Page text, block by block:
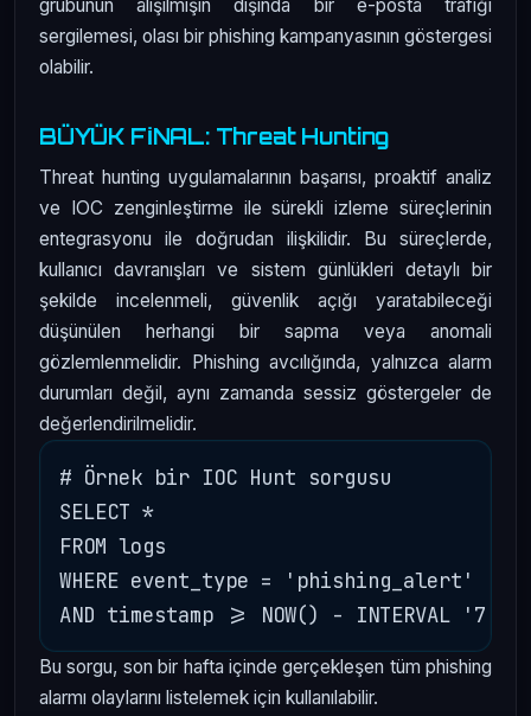
grubunun alışılmışın dışında bir e-posta trafiği
sergilemesi, olası bir phishing kampanyasının göstergesi
olabilir.
BÜYÜK FİNAL: Threat Hunting
Threat hunting uygulamalarının başarısı, proaktif analiz
ve IOC zenginleştirme ile sürekli izleme süreçlerinin
entegrasyonu ile doğrudan ilişkilidir. Bu süreçlerde,
kullanıcı davranışları ve sistem günlükleri detaylı bir
şekilde incelenmeli, güvenlik açığı yaratabileceği
düşünülen herhangi bir sapma veya anomali
gözlemlenmelidir. Phishing avcılığında, yalnızca alarm
durumları değil, aynı zamanda sessiz göstergeler de
değerlendirilmelidir.
# Örnek bir IOC Hunt sorgusu
SELECT *
FROM logs
WHERE event_type = 'phishing_alert'
Bu sorgu, son bir hafta içinde gerçekleşen tüm phishing
alarmı olaylarını listelemek için kullanılabilir.